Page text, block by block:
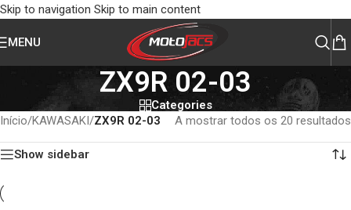
Skip to navigation Skip to main content
MENU
ZX9R 02-03
Categories
Início/KAWASAKI/ZX9R 02-03 A mostrar todos os 20 resultados
Show sidebar